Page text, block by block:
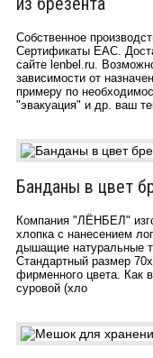
Собственное
Сертификаты ЕАС.
сайте lenbel.ru.
зависимости от
примеру по
"эвакуация" и др. ваш
Банданы в цвет
Компания "ЛЁНБЕЛ"
хлопка с нанесением
дышащие натуральные
Стандартный размер
фирменного цвета. Как
суровой (хло